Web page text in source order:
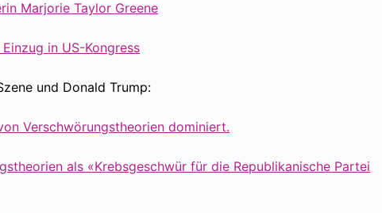
Marjorie Taylor Greene
in US-Kongress
und Donald Trump:
Verschwörungstheorien dominiert.
als «Krebsgeschwür für die Republikanische Partei